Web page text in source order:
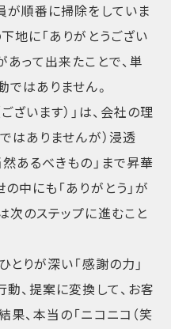
が順番に掃除をしていま
地に「ありがとうござい
あって出来たことで、単
はありません。
ざいます）」は、会社の理
はありませんが）浸透
あるべきもの」まで昇華
中にも「ありがとう」が
次のステップに進むこと
とりが深い「感謝の力」
、提案に変換して、お客
、本当の「ニコニコ（笑